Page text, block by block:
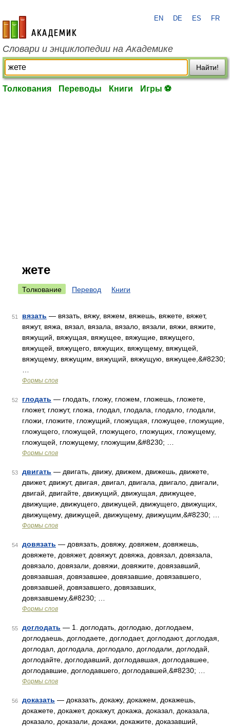
academic.ru
EN DE ES FR
Словари и энциклопедии на Академике
Найти!
Толкования Переводы Книги Игры ⚽
жете
Толкование Перевод Книги
51 вязать — вязать, вяжу, вяжем, вяжешь, вяжете, вяжет,
вяжут, вяжа, вязал, вязала, вязало, вязали, вяжи, вяжите,
вяжущий, вяжущая, вяжущее, вяжущие, вяжущего,
вяжущей, вяжущего, вяжущих, вяжущему, вяжущей,
вяжущему, вяжущим, вяжущий, вяжущую, вяжущее,&#8230;
Формы слов
52 глодать — глодать, гложу, гложем, гложешь, гложете,
гложет, гложут, гложа, глодал, глодала, глодало, глодали,
гложи, гложите, гложущий, гложущая, гложущее, гложущие,
гложущего, гложущей, гложущего, гложущих, гложущему,
гложущей, гложущему, гложущим,&#8230; …
Формы слов
53 двигать — двигать, движу, движем, движешь, движете,
движет, движут, двигая, двигал, двигала, двигало, двигали,
двигай, двигайте, движущий, движущая, движущее,
движущие, движущего, движущей, движущего, движущих,
движущему, движущей, движущему, движущим,&#8230; …
Формы слов
54 довязать — довязать, довяжу, довяжем, довяжешь,
довяжете, довяжет, довяжут, довяжа, довязал, довязала,
довязало, довязали, довяжи, довяжите, довязавший,
довязавшая, довязавшее, довязавшие, довязавшего,
довязавшей, довязавшего, довязавших,
довязавшему,&#8230; …
Формы слов
55 доглодать — 1. доглодать, доглодаю, доглодаем,
доглодаешь, доглодаете, доглодает, доглодают, доглодая,
доглодал, доглодала, доглодало, доглодали, доглодай,
доглодайте, доглодавший, доглодавшая, доглодавшее,
доглодавшие, доглодавшего, доглодавшей,&#8230; …
Формы слов
56 доказать — доказать, докажу, докажем, докажешь,
докажете, докажет, докажут, докажа, доказал, доказала,
доказало, доказали, докажи, докажите, доказавший,